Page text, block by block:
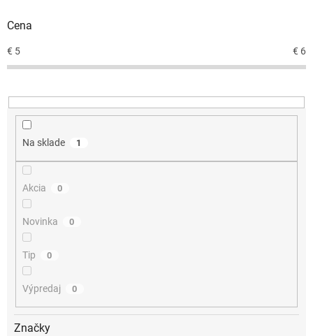
p
o
d
k
t
Cena
€ 5 € 6
Na sklade 1
Akcia 0
Novinka 0
Tip 0
Výpredaj 0
Značky